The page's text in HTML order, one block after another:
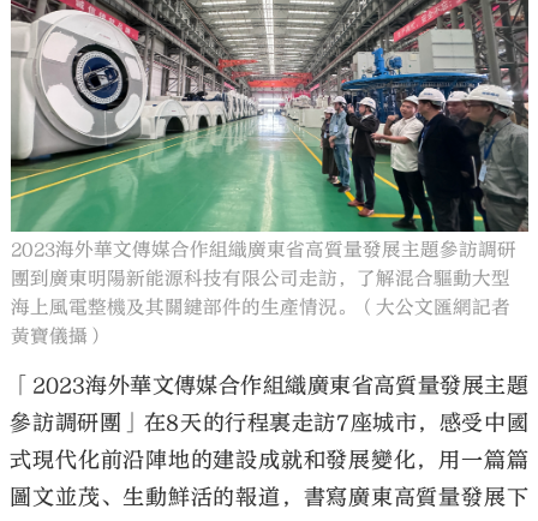
2023海外華文傳媒合作組織廣東省高質量發展主題參訪調研
團到廣東明陽新能源科技有限公司走訪，了解混合驅動大型
海上風電整機及其關鍵部件的生產情況。（大公文匯網記者
黃寶儀攝）
「2023海外華文傳媒合作組織廣東省高質量發展主題
參訪調研團」在8天的行程裏走訪7座城市，感受中國
式現代化前沿陣地的建設成就和發展變化，用一篇篇
圖文並茂、生動鮮活的報道，書寫廣東高質量發展下